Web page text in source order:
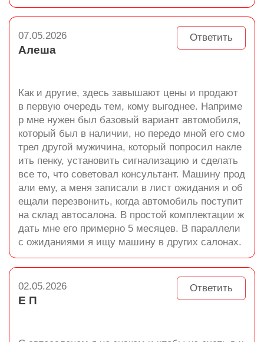
Ответить
07.05.2026
Алеша
Как и другие, здесь завышают цены и продают
в первую очередь тем, кому выгоднее. Наприме
р мне нужен был базовый вариант автомобиля,
который был в наличии, но передо мной его смо
трел другой мужичина, который попросил накле
ить пенку, установить сигнализацию и сделать
все то, что советовал консультант. Машину прод
али ему, а меня записали в лист ожидания и об
ещали перезвонить, когда автомобиль поступит
на склад автосалона. В простой комплектации ж
дать мне его примерно 5 месяцев. В параллели
с ожиданиями я ищу машину в других салонах.
Ответить
02.05.2026
Е П